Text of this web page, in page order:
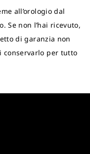
all’orologio dal
Se non l’hai ricevuto,
di garanzia non
conservarlo per tutto